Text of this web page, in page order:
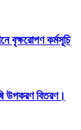
বৃক্ষরোপণ কর্মসূচি
উপকরণ বিতরণ।